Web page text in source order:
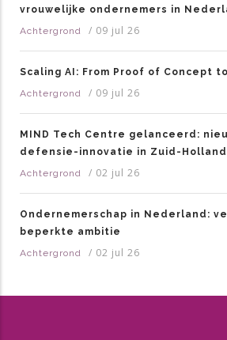
vrouwelijke ondernemers in
Achtergrond
/ 09 jul 26
Scaling AI: From Proof of Concept
Achtergrond
/ 09 jul 26
MIND Tech Centre gelanceerd:
defensie-innovatie in Zuid-Holland
Achtergrond
/ 02 jul 26
Ondernemerschap in Nederland:
beperkte ambitie
Achtergrond
/ 02 jul 26